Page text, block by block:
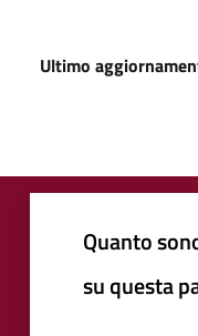
Ultimo
Quanto
su questa